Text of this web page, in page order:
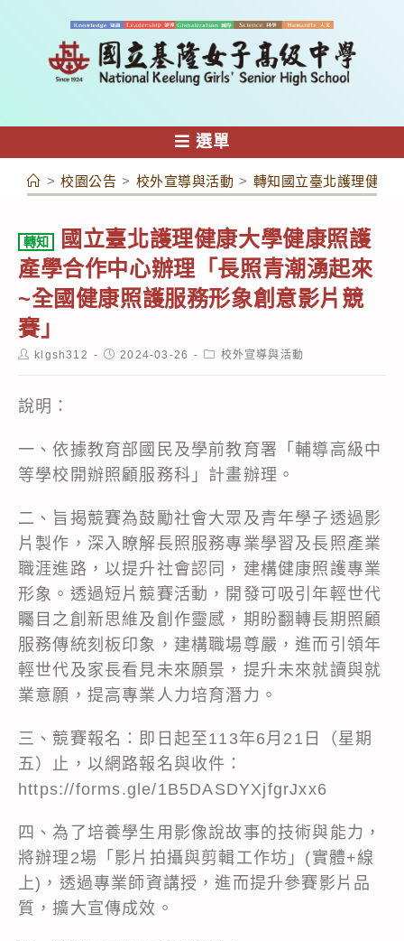
容
選單
> 校園公告 > 校外宣導與活動 > 轉知國立臺北護理健康
轉知
國立臺北護理健康大學健康照護
產學合作中心辦理「長照青潮湧起來
~全國健康照護服務形象創意影片競
賽」
Postklgsh312
Post2024-03-26
Post校外宣導與活動
說明：
一、依據教育部國民及學前教育署「輔導高級中
等學校開辦照顧服務科」計畫辦理。
二、旨揭競賽為鼓勵社會大眾及青年學子透過影
片製作，深入瞭解長照服務專業學習及長照產業
職涯進路，以提升社會認同，建構健康照護專業
形象。透過短片競賽活動，開發可吸引年輕世代
矚目之創新思維及創作靈感，期盼翻轉長期照顧
服務傳統刻板印象，建構職場尊嚴，進而引領年
輕世代及家長看見未來願景，提升未來就讀與就
業意願，提高專業人力培育潛力。
三、競賽報名：即日起至113年6月21日（星期
五）止，以網路報名與收件：
https://forms.gle/1B5DASDYXjfgrJxx6
四、為了培養學生用影像說故事的技術與能力，
將辦理2場「影片拍攝與剪輯工作坊」(實體+線
上)，透過專業師資講授，進而提升參賽影片品
質，擴大宣傳成效。